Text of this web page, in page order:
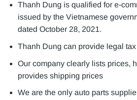
Thanh Dung is qualified for e-
issued by the Vietnamese
dated October 28, 2021.
Thanh Dung can provide legal
Our company clearly lists prices,
provides shipping prices
We are the only auto parts